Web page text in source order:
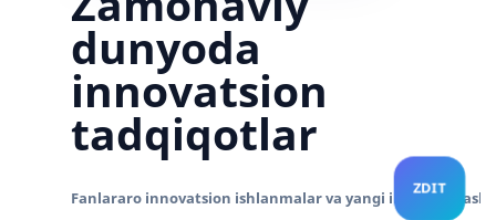
dunyoda
innovatsion
tadqiqotlar